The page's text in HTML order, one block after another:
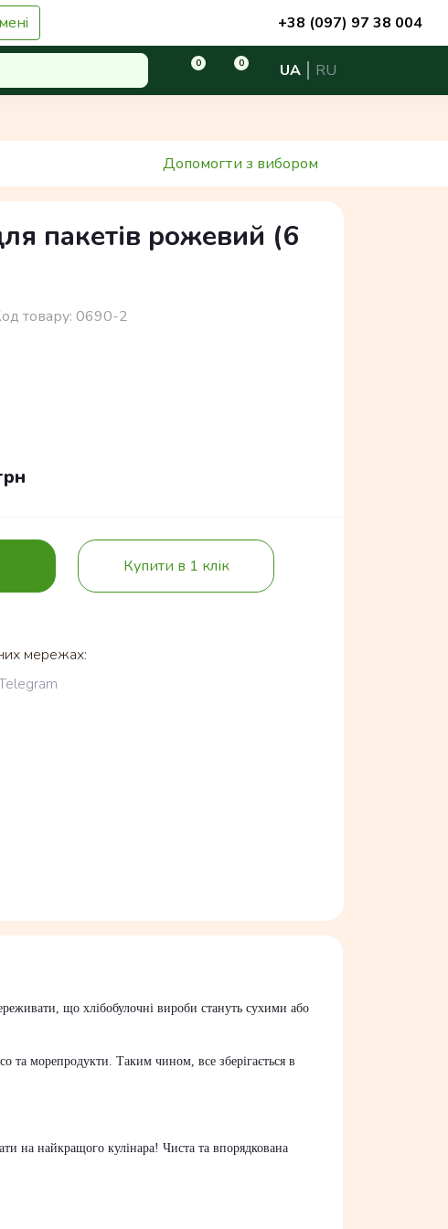
+38 (097) 97 38 004
0 0 UA RU
Допомогти з вибором
пакетів рожевий (6
товару: 0690-2
Купити в 1 клік
мережах:
що хлібобулочні вироби стануть сухими або
та морепродукти. Таким чином, все зберігається в
на найкращого кулінара! Чиста та впорядкована